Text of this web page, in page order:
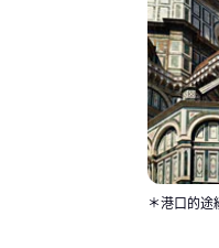
＊港口的途